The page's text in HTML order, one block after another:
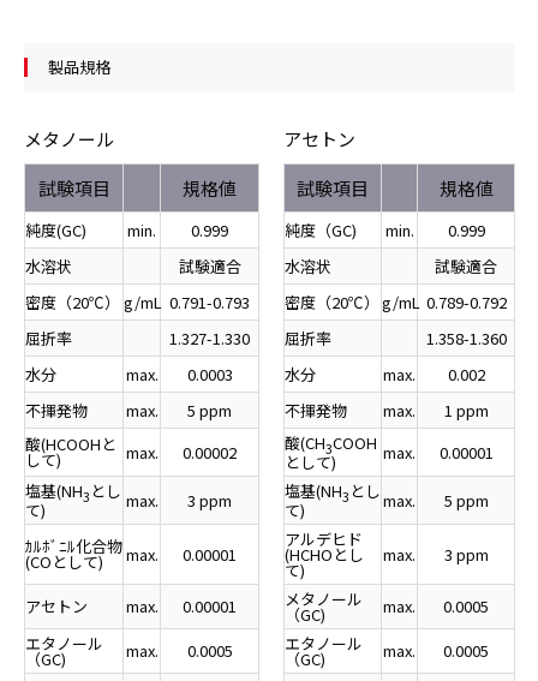
製品規格
メタノール
アセトン
試験項目
規格値 試験項目 規格値
純度(GC) min. 0.999 純度（GC) min.
0.999
水溶状
試験適合 水溶状
試験適合
密度（20℃）
g/mL 0.791-0.793 密度（20℃） g/mL 0.789-0.792
屈折率
1.327-1.330 屈折率
1.358-1.360
水分
max. 0.0003 水分 max.
0.002
不揮発物
max. 5 ppm 不揮発物 max.
1 ppm
酸(HCOOHと
して) max. 0.00002 酸(CH3COOH
として)
max.
0.00001
塩基(NH3 とし
て)
max. 3 ppm 塩基(NH3 とし
て)
max.
5 ppm
ｶﾙﾎﾞﾆﾙ化合物
(COとして) max. 0.00001
アルデヒド
(HCHOとし
て)
max. 3 ppm
アセトン max. 0.00001 メタノール
（GC) max.
0.0005
エタノール
（GC) max. 0.0005 エタノール
（GC) max.
0.0005